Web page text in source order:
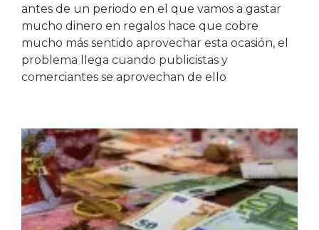
antes de un periodo en el que vamos a gastar
mucho dinero en regalos hace que cobre
mucho más sentido aprovechar esta ocasión, el
problema llega cuando publicistas y
comerciantes se aprovechan de ello